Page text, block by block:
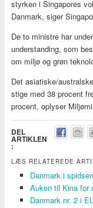
styrken i Singapores
Danmark, siger
De to ministre har
understanding, som
om miljø og grøn
Det asiatiske/
stige med 38 procent
procent, oplyser
DEL
ARTIKLEN
:
LÆS RELATEREDE
Danmark i
Auken til Kina for
Danmark nr. 2 i